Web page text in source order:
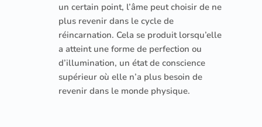
un certain point, l’âme peut choisir de ne
plus revenir dans le cycle de
réincarnation. Cela se produit lorsqu’elle
a atteint une forme de perfection ou
d’illumination, un état de conscience
supérieur où elle n’a plus besoin de
revenir dans le monde physique.